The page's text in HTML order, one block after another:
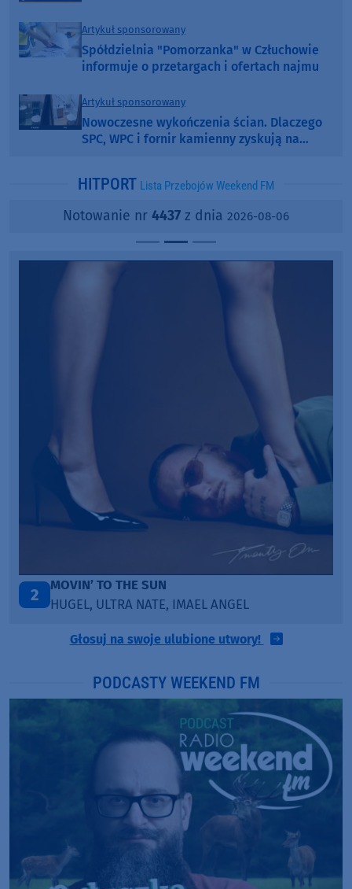
Artykuł sponsorowany
Spółdzielnia "Pomorzanka" w Człuchowie
informuje o przetargach i ofertach najmu
Artykuł sponsorowany
Nowoczesne wykończenia ścian. Dlaczego
SPC, WPC i fornir kamienny zyskują na
HITPORT Lista Przebojów Weekend FM
Notowanie nr 4437 z dnia 2026-08-06
3
ITEPE ITEDE
SANAH
Głosuj na swoje ulubione utwory!
PODCASTY WEEKEND FM